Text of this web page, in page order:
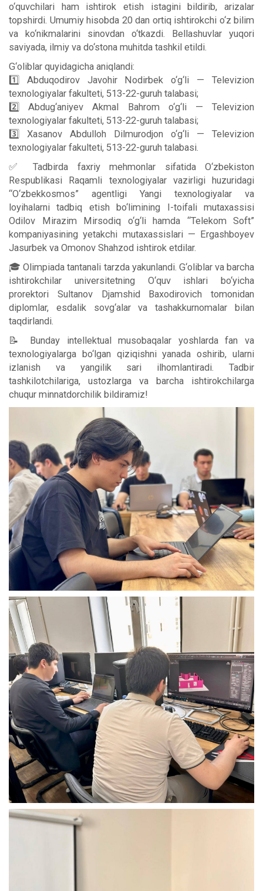
o‘quvchilari ham ishtirok etish istagini bildirib, arizalar
topshirdi. Umumiy hisobda 20 dan ortiq ishtirokchi o‘z bilim
va ko‘nikmalarini sinovdan o‘tkazdi. Bellashuvlar yuqori
saviyada, ilmiy va do‘stona muhitda tashkil etildi.
G‘oliblar quyidagicha aniqlandi:
1️⃣ Abduqodirov Javohir Nodirbek o‘g‘li — Televizion
texnologiyalar fakulteti, 513-22-guruh talabasi;
2️⃣ Abdug‘aniyev Akmal Bahrom o‘g‘li — Televizion
texnologiyalar fakulteti, 513-22-guruh talabasi;
3️⃣ Xasanov Abdulloh Dilmurodjon o‘g‘li — Televizion
texnologiyalar fakulteti, 513-22-guruh talabasi.
✅ Tadbirda faxriy mehmonlar sifatida O‘zbekiston
Respublikasi Raqamli texnologiyalar vazirligi huzuridagi
“O‘zbekkosmos” agentligi Yangi texnologiyalar va
loyihalarni tadbiq etish bo‘limining I-toifali mutaxassisi
Odilov Mirazim Mirsodiq o‘g‘li hamda “Telekom Soft”
kompaniyasining yetakchi mutaxassislari — Ergashboyev
Jasurbek va Omonov Shahzod ishtirok etdilar.
🎓 Olimpiada tantanali tarzda yakunlandi. G‘oliblar va barcha
ishtirokchilar universitetning O‘quv ishlari bo‘yicha
prorektori Sultanov Djamshid Baxodirovich tomonidan
diplomlar, esdalik sovg‘alar va tashakkurnomalar bilan
taqdirlandi.
📝 Bunday intellektual musobaqalar yoshlarda fan va
texnologiyalarga bo‘lgan qiziqishni yanada oshirib, ularni
izlanish va yangilik sari ilhomlantiradi. Tadbir
tashkilotchilariga, ustozlarga va barcha ishtirokchilarga
chuqur minnatdorchilik bildiramiz!